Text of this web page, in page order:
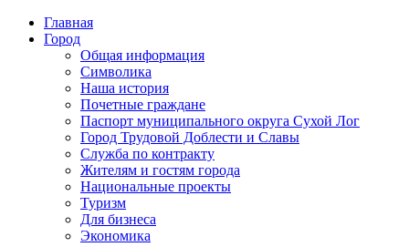
Главная
Город
Общая информация
Символика
Наша история
Почетные граждане
Паспорт муниципального округа Сухой Лог
Город Трудовой Доблести и Славы
Служба по контракту
Жителям и гостям города
Национальные проекты
Туризм
Для бизнеса
Экономика